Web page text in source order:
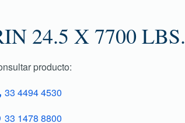
24.5 X 7700 LBS.
producto:
33 4494 4530
33 1478 8800